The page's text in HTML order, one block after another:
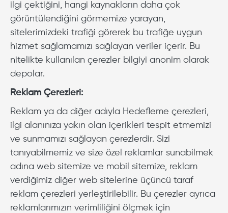
ilgi çektiğini, hangi kaynakların daha çok
görüntülendiğini görmemize yarayan,
sitelerimizdeki trafiği görerek bu trafiğe uygun
hizmet sağlamamızı sağlayan veriler içerir. Bu
nitelikte kullanılan çerezler bilgiyi anonim olarak
depolar.
Reklam Çerezleri:
Reklam ya da diğer adıyla Hedefleme çerezleri,
ilgi alanınıza yakın olan içerikleri tespit etmemizi
ve sunmamızı sağlayan çerezlerdir. Sizi
tanıyabilmemiz ve size özel reklamlar sunabilmek
adına web sitemize ve mobil sitemize, reklam
verdiğimiz diğer web sitelerine üçüncü taraf
reklam çerezleri yerleştirilebilir. Bu çerezler ayrıca
reklamlarımızın verimliliğini ölçmek için